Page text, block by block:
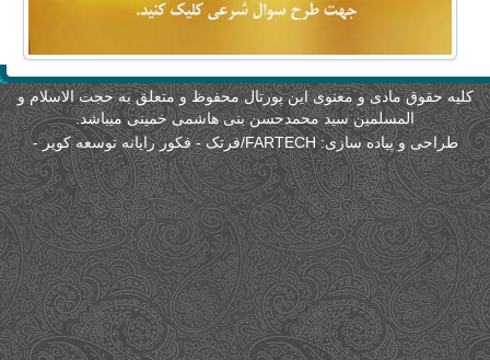
حقوق مادی و معنوی این پورتال محفوظ و متعلق به حجت الاسلام و
المسلمین سید محمدحسن بنی هاشمی خمینی میباشد.
طراحی و پیاده سازی:FARTECH/فرتک - فکور رایانه توسعه کویر -